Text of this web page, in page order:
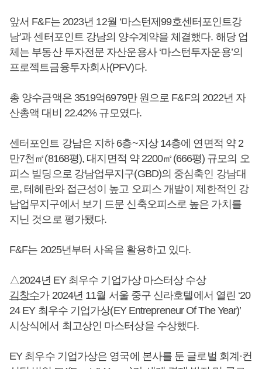
앞서 F&F는 2023년 12월 ‘마스턴제99호센터포인트강
남’과 센터포인트 강남의 양수계약을 체결했다. 해당 업
체는 부동산 투자전문 자산운용사 ‘마스턴투자운용’의
프로젝트금융투자회사(PFV)다.
총 양수금액은 3519억6979만 원으로 F&F의 2022년 자
산총액 대비 22.42% 규모였다.
센터포인트 강남은 지하 6층~지상 14층에 연면적 약 2
만7천㎡(8168평), 대지면적 약 2200㎡(666평) 규모의 오
피스 빌딩으로 강남업무지구(GBD)의 중심축인 강남대
로, 테헤란와 접근성이 높고 오피스 개발이 제한적인 강
남업무지구에서 보기 드문 신축오피스로 높은 가치를
지닌 것으로 평가됐다.
F&F는 2025년부터 사옥을 활용하고 있다.
△2024년 EY 최우수 기업가상 마스터상 수상
김창수가 2024년 11월 서울 중구 신라호텔에서 열린 ‘20
24 EY 최우수 기업가상(EY Entrepreneur Of The Year)’
시상식에서 최고상인 마스터상을 수상했다.
EY 최우수 기업가상은 영국에 본사를 둔 글로벌 회계·컨